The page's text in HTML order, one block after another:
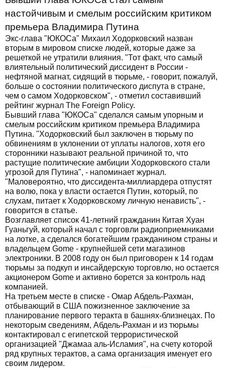
настойчивым и смелым российским критиком
премьера Владимира Путина
Экс-глава "ЮКОСа" Михаил Ходорковский назван
вторым в мировом списке людей, которые даже за
решеткой не утратили влияния. "Тот факт, что самый
влиятельный политический диссидент в России -
нефтяной магнат, сидящий в тюрьме, - говорит, пожалуй,
больше о состоянии политического диспута в стране,
чем о самом Ходорковском", - отметил составивший
рейтинг журнал The Foreign Policy.
Бывший глава "ЮКОСа" сделался самым упорным и
смелым российским критиком премьера Владимира
Путина. "Ходорковский был заключен в тюрьму по
обвинениям в уклонении от уплаты налогов, хотя его
сторонники называют реальной причиной то, что
растущие политические амбиции Ходорковского стали
угрозой для Путина", - напоминает журнал.
"Маловероятно, что диссидента-миллиардера отпустят
на волю, пока у власти остается Путин, который, по
слухам, питает к Ходорковскому личную ненависть", -
говорится в статье.
Возглавляет список 41-летний гражданин Китая Хуан
Гуаньгуй, который начал с торговли радиоприемниками
на лотке, а сделался богатейшим гражданином страны и
владельцем Gome - крупнейшей сети магазинов
электроники. В 2008 году он был приговорен к 14 годам
тюрьмы за подкуп и инсайдерскую торговлю, но остается
акционером Gome и активно борется за контроль над
компанией.
На третьем месте в списке - Омар Абдель-Рахман,
отбывающий в США пожизненное заключение за
планирование первого теракта в башнях-близнецах. По
некоторым сведениям, Абдель-Рахман и из тюрьмы
контактировал с египетской террористической
организацией "Джамаа аль-Исламия", на счету которой
ряд крупных терактов, а сама организация именует его
своим лидером.